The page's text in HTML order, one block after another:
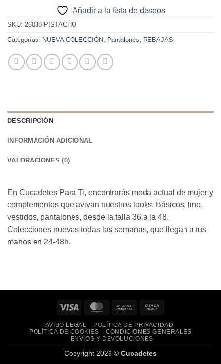
Añadir a la lista de deseos
SKU: 26038-PISTACHO
Categorías: NUEVA COLECCIÓN, Pantalones, REBAJAS
DESCRIPCIÓN
INFORMACIÓN ADICIONAL
VALORACIONES (0)
En Cucadetes Para Ti, encontrarás moda actual de mujer y
complementos que avivan nuestros looks. Básicos, lino,
vestidos, pantalones, desde la talla 36 a la 48.
Colecciones nuevas todas las semanas, que llegan a tus
manos en 24-48h.
Visa MasterCardBank
Pickup
AVISO LEGAL
POLÍTICA DE PRIVACIDAD
POLÍTICA DE COOKIES
CONDICIONES GENERALES
ENVÍOS Y DEVOLUCIONES
Copyright 2026 © Cucadetes